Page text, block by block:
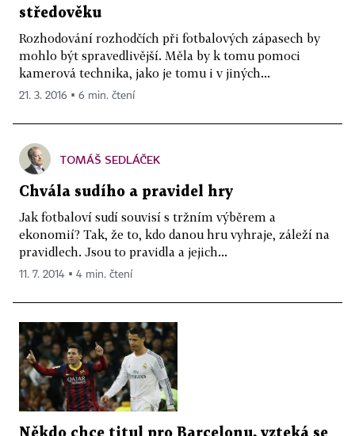
středověku
Rozhodování rozhodčích při fotbalových zápasech by
mohlo být spravedlivější. Měla by k tomu pomoci
kamerová technika, jako je tomu i v jiných...
21. 3. 2016 ▪ 6 min. čtení
TOMÁŠ SEDLÁČEK
Chvála sudího a pravidel hry
Jak fotbaloví sudí souvisí s tržním výběrem a
ekonomií? Tak, že to, kdo danou hru vyhraje, záleží na
pravidlech. Jsou to pravidla a jejich...
11. 7. 2014 ▪ 4 min. čtení
Někdo chce titul pro Barcelonu, vzteká se